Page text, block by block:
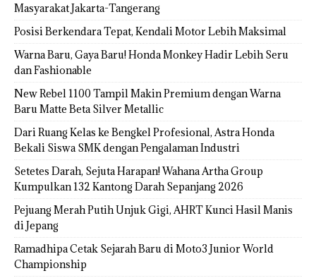
Masyarakat Jakarta-Tangerang
Posisi Berkendara Tepat, Kendali Motor Lebih Maksimal
Warna Baru, Gaya Baru! Honda Monkey Hadir Lebih Seru
dan Fashionable
New Rebel 1100 Tampil Makin Premium dengan Warna
Baru Matte Beta Silver Metallic
Dari Ruang Kelas ke Bengkel Profesional, Astra Honda
Bekali Siswa SMK dengan Pengalaman Industri
Setetes Darah, Sejuta Harapan! Wahana Artha Group
Kumpulkan 132 Kantong Darah Sepanjang 2026
Pejuang Merah Putih Unjuk Gigi, AHRT Kunci Hasil Manis
di Jepang
Ramadhipa Cetak Sejarah Baru di Moto3 Junior World
Championship